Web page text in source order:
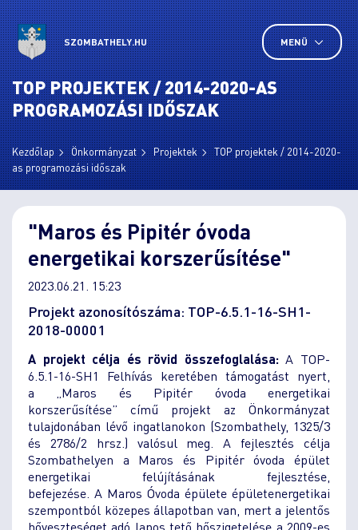
SZOMBATHELY.HU MENÜ
TOP PROJEKTEK / 2014-2020-AS
PROGRAMOZÁSI IDŐSZAK
Kezdőlap Önkormányzat Projektek
TOP projektek / 2014-2020-
as programozási időszak
"Maros és Pipitér óvoda
energetikai korszerűsítése"
2023.06.21. 15:23
Projekt azonosítószáma: TOP-6.5.1-16-SH1-
2018-00001
A projekt célja és rövid összefoglalása:A TOP-
6.5.1-16-SH1 Felhívás keretében támogatást nyert,
a „Maros és Pipitér óvoda energetikai
korszerűsítése” című projekt az Önkormányzat
tulajdonában lévő ingatlanokon (Szombathely, 1325/3
és 2786/2 hrsz.) valósul meg. A fejlesztés célja
Szombathelyen a Maros és Pipitér óvoda épület
energetikai felújításának fejlesztése,
befejezése. A Maros Óvoda épülete épületenergetikai
szempontból közepes állapotban van, mert a jelentős
hőveszteséget adó lapos tető hőszigetelése a 2009-es